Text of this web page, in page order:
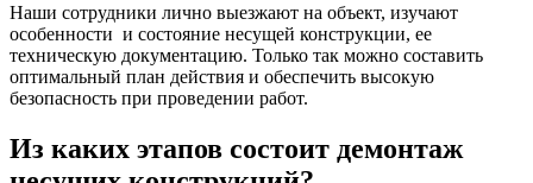
Наши сотрудники лично выезжают на объект, изучают
особенности и состояние несущей конструкции, ее
техническую документацию. Только так можно составить
оптимальный план действия и обеспечить высокую
безопасность при проведении работ.
Из каких этапов состоит демонтаж